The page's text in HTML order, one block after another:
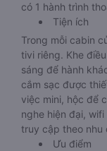
có 1 hành trình
Tiện ích
Trong mỗi cabin
tivi riêng. Khe
sáng để hành
cắm sạc được
việc mini, hộc để
nghe hiện đại,
truy cập theo nhu
Ưu điểm